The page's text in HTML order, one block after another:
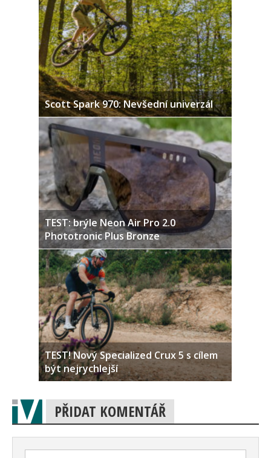
Scott Spark 970: Nevšední univerzál
TEST: brýle Neon Air Pro 2.0
Phototronic Plus Bronze
TEST! Nový Specialized Crux 5 s cílem
být nejrychlejší
PŘIDAT KOMENTÁŘ